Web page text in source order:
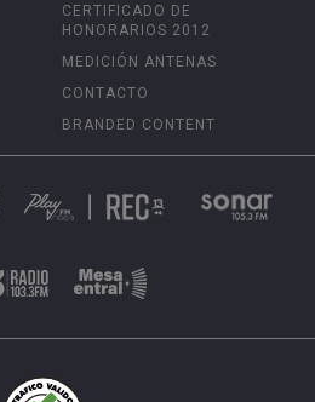
CERTIFICADO DE
HONORARIOS 2012
MEDICIÓN ANTENAS
CONTACTO
BRANDED CONTENT